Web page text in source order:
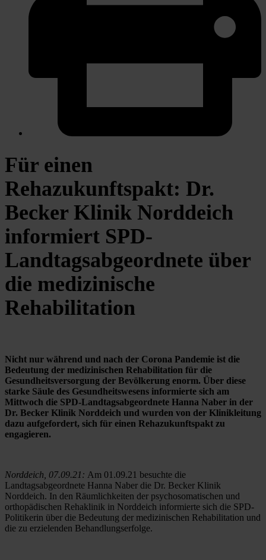
Für einen
Rehazukunftspakt: Dr.
Becker Klinik Norddeich
informiert SPD-
Landtagsabgeordnete über
die medizinische
Rehabilitation
Nicht nur während und nach der Corona Pandemie ist die
Bedeutung der medizinischen Rehabilitation für die
Gesundheitsversorgung der Bevölkerung enorm. Über diese
starke Säule des Gesundheitswesens informierte sich am
Mittwoch die SPD-Landtagsabgeordnete Hanna Naber in der
Dr. Becker Klinik Norddeich und wurden von der Klinikleitung
dazu aufgefordert, sich für einen Rehazukunftspakt zu
engagieren.
Norddeich, 07.09.21: Am 01.09.21 besuchte die
Landtagsabgeordnete Hanna Naber die Dr. Becker Klinik
Norddeich. In den Räumlichkeiten der psychosomatischen und
orthopädischen Rehaklinik in Norddeich informierte sich die SPD-
Politikerin über die Bedeutung der medizinischen Rehabilitation und
die zu erzielenden Behandlungserfolge.